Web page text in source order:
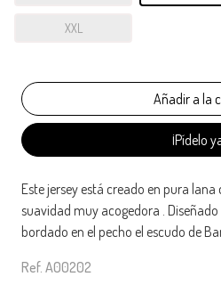
XXL
¡Pídelo
Este jersey está creado en pura
suavidad muy acogedora .
bordado en el pecho el escudo de
Ref. A00202